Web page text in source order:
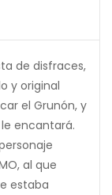
de disfraces,
y original
el Grunón, y
encantará.
al que
estaba